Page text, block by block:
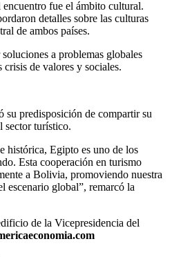
fue el ámbito cultural.
detalles sobre las culturas
de ambos países.
a problemas globales
de valores y sociales.
predisposición de compartir su
sector turístico.
histórica, Egipto es uno de los
Esta cooperación en turismo
a Bolivia, promoviendo nuestra
escenario global”, remarcó la
de la Vicepresidencia del